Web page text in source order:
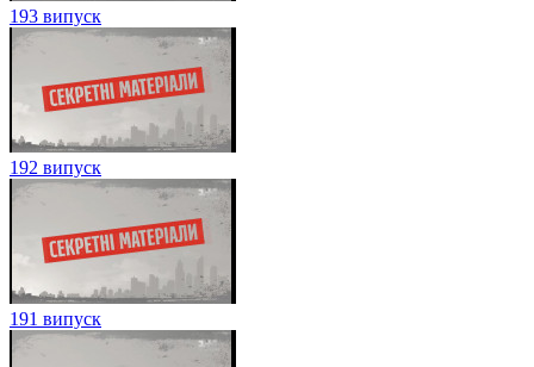
193 випуск
192 випуск
191 випуск